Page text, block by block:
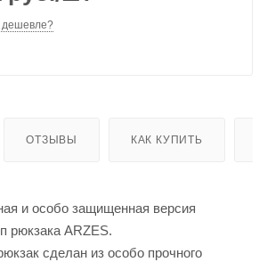
ОТЗЫВЫ КАК КУПИТЬ
и особо защищенная версия
рюкзака ARZES.
сделан из особо прочного